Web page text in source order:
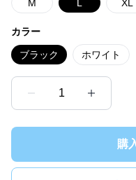
M L XL
カラー
ブラック ホワイト
1
購